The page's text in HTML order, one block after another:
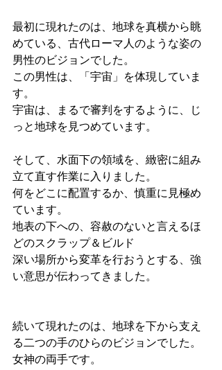
最初に現れたのは、地球を真横から眺
めている、古代ローマ人のような姿の
男性のビジョンでした。
この男性は、「宇宙」を体現していま
す。
宇宙は、まるで審判をするように、じ
っと地球を見つめています。
そして、水面下の領域を、緻密に組み
立て直す作業に入りました。
何をどこに配置するか、慎重に見極め
ています。
地表の下への、容赦のないと言えるほ
どのスクラップ＆ビルド
深い場所から変革を行おうとする、強
い意思が伝わってきました。
続いて現れたのは、地球を下から支え
る二つの手のひらのビジョンでした。
女神の両手です。